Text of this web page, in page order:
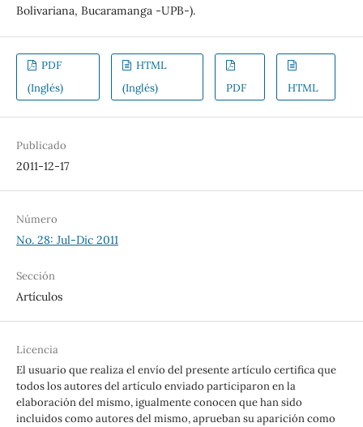
Bolivariana, Bucaramanga -UPB-).
PDF
(Inglés)
HTML
(Inglés)
PDF HTML
Publicado
2011-12-17
Número
No. 28: Jul-Dic 2011
Sección
Artículos
Licencia
El usuario que realiza el envío del presente artículo certifica que
todos los autores del artículo enviado participaron en la
elaboración del mismo, igualmente conocen que han sido
incluidos como autores del mismo, aprueban su aparición como